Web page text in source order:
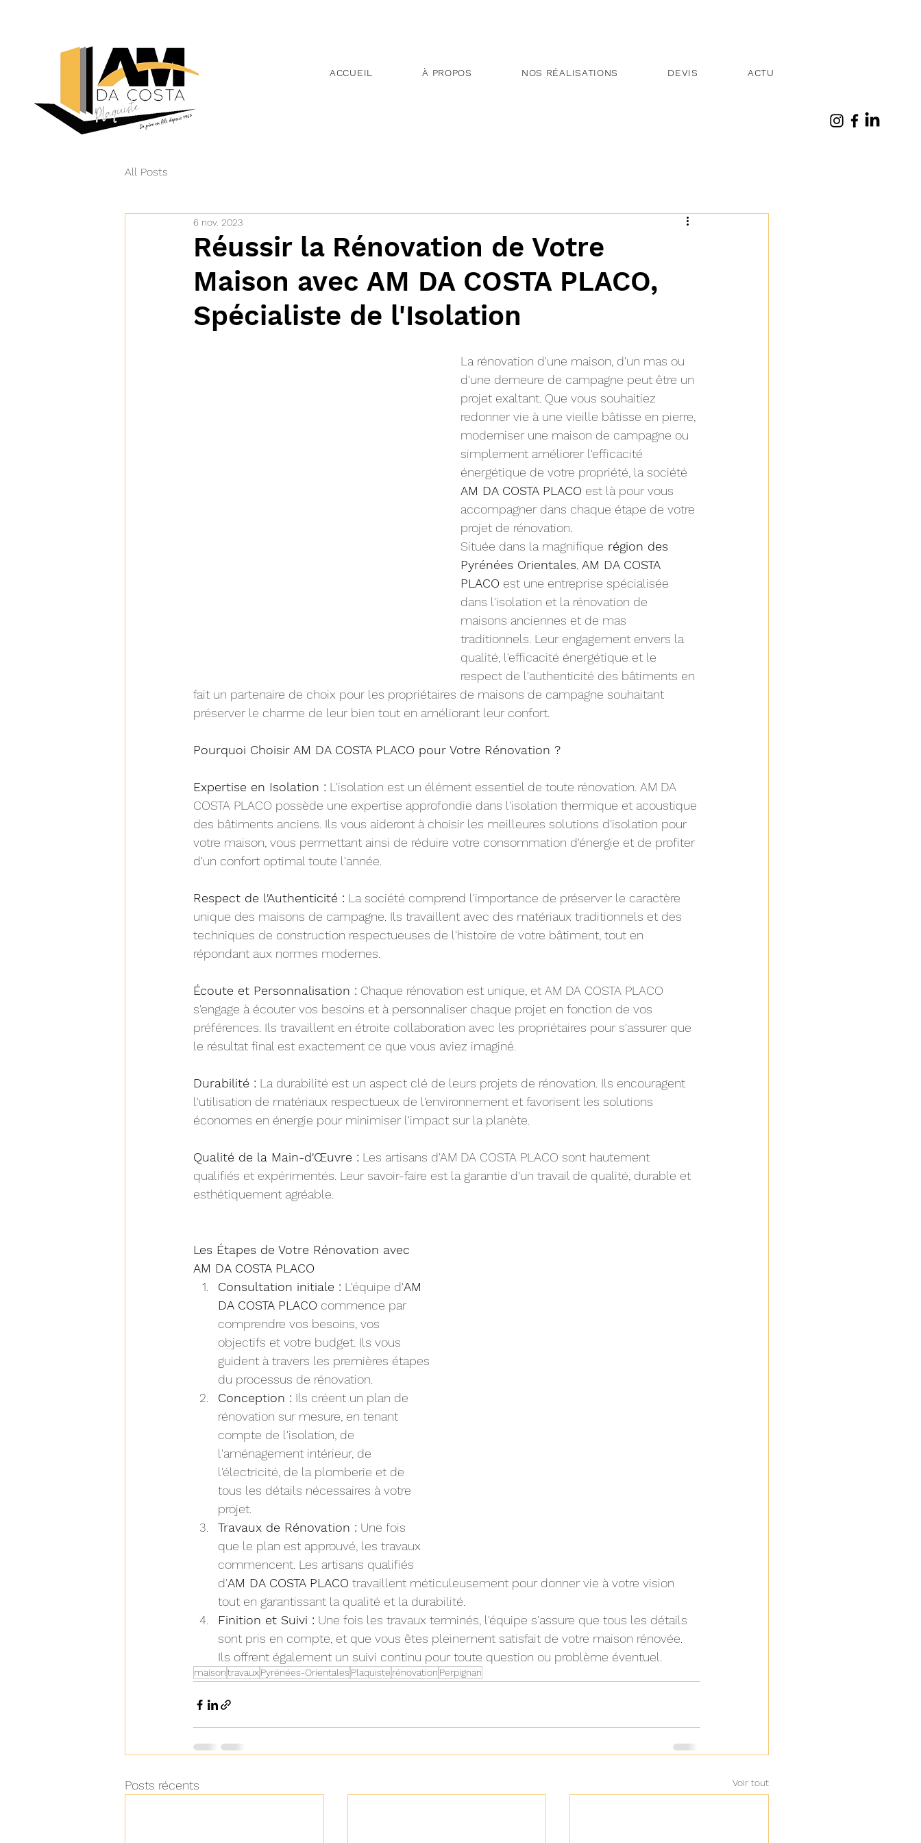
ACCUEIL À PROPOS NOS RÉALISATIONS DEVIS ACTU
All Posts
Réussir la Rénovation de Votre
Maison avec AM DA COSTA PLACO,
Spécialiste de l'Isolation
6 nov. 2023
La rénovation d'une maison, d'un mas ou
d'une demeure de campagne peut être un
projet exaltant. Que vous souhaitiez
redonner vie à une vieille bâtisse en pierre,
moderniser une maison de campagne ou
simplement améliorer l'efficacité
énergétique de votre propriété, la société
AM DA COSTA PLACO est là pour vous
accompagner dans chaque étape de votre
projet de rénovation.
Située dans la magnifique région des
Pyrénées Orientales AM DA COSTA
PLACO est une entreprise spécialisée
dans l'isolation et la rénovation de
maisons anciennes et de mas
traditionnels. Leur engagement envers la
qualité, l'efficacité énergétique et le
respect de l'authenticité des bâtiments en
fait un partenaire de choix pour les propriétaires de maisons de campagne souhaitant
préserver le charme de leur bien tout en améliorant leur confort.
Pourquoi Choisir AM DA COSTA PLACO pour Votre Rénovation ?
Expertise en Isolation : L'isolation est un élément essentiel de toute rénovation. AM DA
COSTA PLACO possède une expertise approfondie dans l'isolation thermique et acoustique
des bâtiments anciens. Ils vous aideront à choisir les meilleures solutions d'isolation pour
votre maison, vous permettant ainsi de réduire votre consommation d'énergie et de profiter
d'un confort optimal toute l'année.
Respect de l'Authenticité : La société comprend l'importance de préserver le caractère
unique des maisons de campagne. Ils travaillent avec des matériaux traditionnels et des
techniques de construction respectueuses de l'histoire de votre bâtiment, tout en
répondant aux normes modernes.
Écoute et Personnalisation : Chaque rénovation est unique, et AM DA COSTA PLACO
s'engage à écouter vos besoins et à personnaliser chaque projet en fonction de vos
préférences. Ils travaillent en étroite collaboration avec les propriétaires pour s'assurer que
le résultat final est exactement ce que vous aviez imaginé.
Durabilité : La durabilité est un aspect clé de leurs projets de rénovation. Ils encouragent
l'utilisation de matériaux respectueux de l'environnement et favorisent les solutions
économes en énergie pour minimiser l'impact sur la planète.
Qualité de la Main-d'Œuvre : Les artisans d'AM DA COSTA PLACO sont hautement
qualifiés et expérimentés. Leur savoir-faire est la garantie d'un travail de qualité, durable et
esthétiquement agréable.
Les Étapes de Votre Rénovation avec
AM DA COSTA PLACO
Consultation initiale : L'équipe d'AM
DA COSTA PLACO commence par
comprendre vos besoins, vos
objectifs et votre budget. Ils vous
guident à travers les premières étapes
du processus de rénovation.
Conception : Ils créent un plan de
rénovation sur mesure, en tenant
compte de l'isolation, de
l'aménagement intérieur, de
l'électricité, de la plomberie et de
tous les détails nécessaires à votre
projet.
Travaux de Rénovation : Une fois
que le plan est approuvé, les travaux
commencent. Les artisans qualifiés
d'AM DA COSTA PLACO travaillent méticuleusement pour donner vie à votre vision
tout en garantissant la qualité et la durabilité.
Finition et Suivi : Une fois les travaux terminés, l'équipe s'assure que tous les détails
sont pris en compte, et que vous êtes pleinement satisfait de votre maison rénovée.
Ils offrent également un suivi continu pour toute question ou problème éventuel.
maisontravaux Pyrénées-Orientales Plaquiste rénovation Perpignan
Posts récents Voir tout